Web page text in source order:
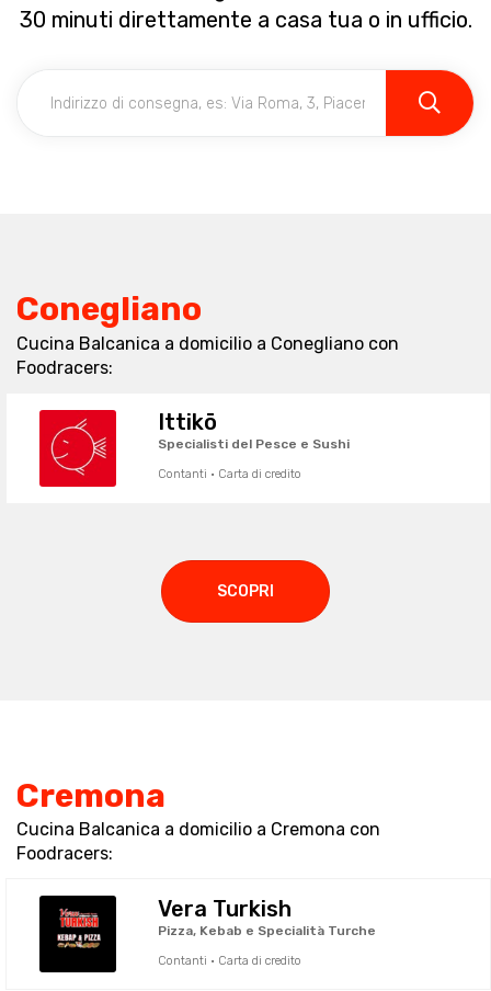
30 minuti direttamente a casa tua o in ufficio.
Conegliano
Cucina Balcanica a domicilio a Conegliano con
Foodracers:
Ittikō
Specialisti del Pesce e Sushi
Contanti · Carta di credito
SCOPRI
Cremona
Cucina Balcanica a domicilio a Cremona con
Foodracers:
Vera Turkish
Pizza, Kebab e Specialità Turche
Contanti · Carta di credito